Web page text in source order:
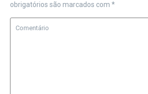
obrigatórios são marcados com *